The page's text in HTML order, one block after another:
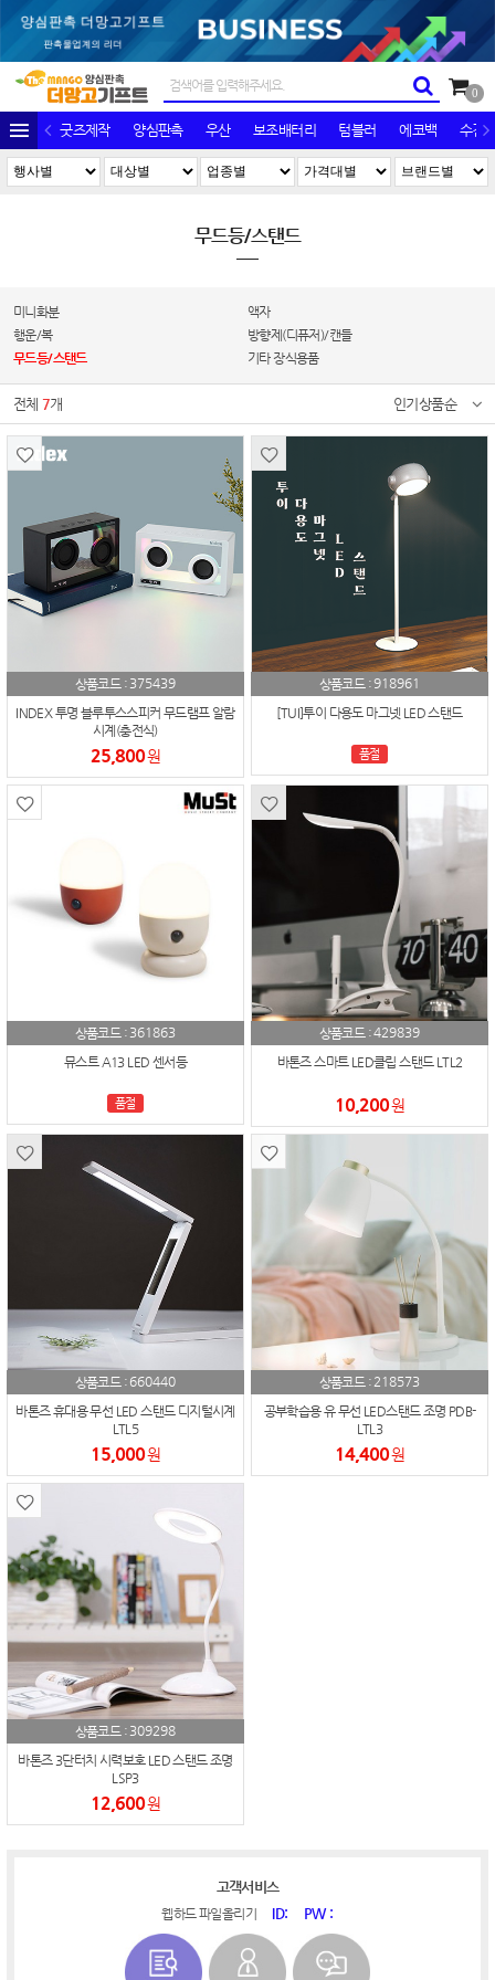
0
굿즈제작 양심판촉 우산 보조배터리 텀블러 에코백 수건/
무드등/스탠드
미니화분
액자
행운/복
방향제(디퓨저)/캔들
무드등/스탠드
기타 장식용품
전체7개 인기상품순
상품코드 : 375439
INDEX 투명 블루투스스피커 무드램프 알람
시계(충전식)
25,800원
상품코드 :918961
[TUI]투이 다용도 마그넷 LED 스탠드
품절
상품코드 : 361863
뮤스트 A13 LED 센서등
품절
상품코드 :429839
바톤즈 스마트 LED클립 스탠드 LTL2
10,200원
상품코드 : 660440
바톤즈 휴대용 무선 LED 스탠드 디지털시계
LTL5
15,000원
상품코드 :218573
공부학습용 유 무선 LED스탠드 조명 PDB-
LTL3
14,400원
상품코드 : 309298
바톤즈 3단터치 시력보호 LED 스탠드 조명
LSP3
12,600원
고객서비스
웹하드 파일올리기 ID: PW :